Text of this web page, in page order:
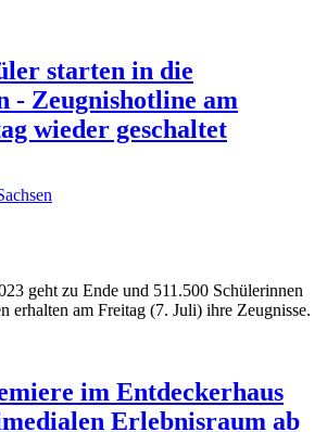
starten in die
- Zeugnishotline am
wieder geschaltet
geht zu Ende und 511.500 Schülerinnen
erhalten am Freitag (7. Juli) ihre Zeugnisse.
im Entdeckerhaus
Erlebnisraum ab